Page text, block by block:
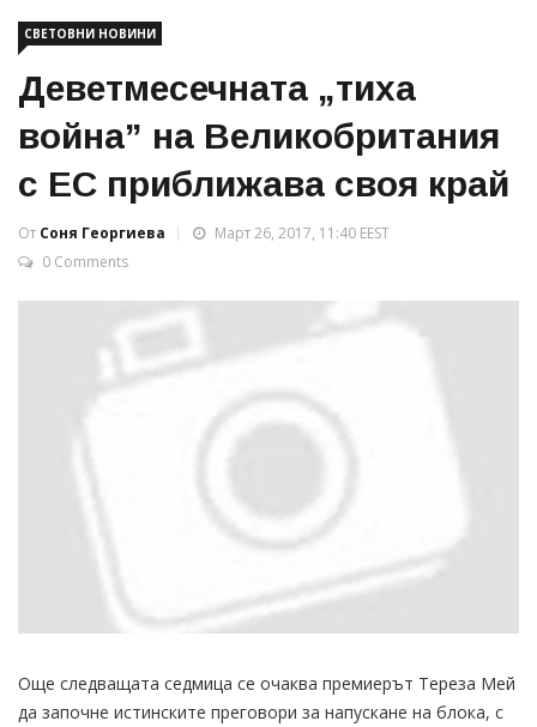
СВЕТОВНИ НОВИНИ
Деветмесечната „тиха
война” на Великобритания
с ЕС приближава своя край
От Соня Георгиева
Март 26, 2017, 11:40 EEST
0 Comments
Още следващата седмица се очаква премиерът Тереза Мей
да започне истинските преговори за напускане на блока, с